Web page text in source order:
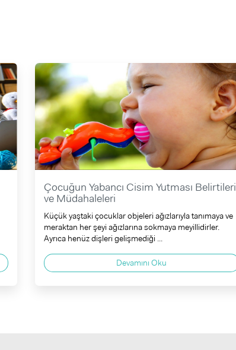
Çocuğun Yabancı Cisim Yutması Belirtileri
ve Müdahaleleri
Küçük yaştaki çocuklar objeleri ağızlarıyla tanımaya ve
meraktan her şeyi ağızlarına sokmaya meyillidirler.
Ayrıca henüz dişleri gelişmediği ...
Devamını Oku